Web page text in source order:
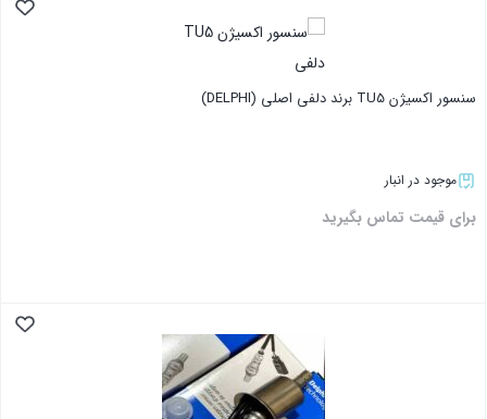
سنسور اکسیژن TU5 برند دلفی اصلی (DELPHI)
موجود در انبار
برای قیمت تماس بگیرید